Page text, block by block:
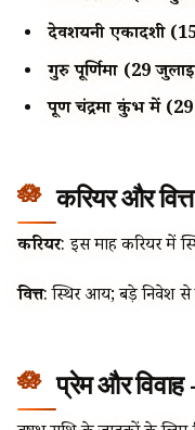
देवशयनी एकादशी
गुरु पूर्णिमा (29
पूर्ण चंद्रमा कुंभ में
करियर और
करियर: इस माह करियर में
वित्त: स्थिर आय; बड़े निवेश
प्रेम और